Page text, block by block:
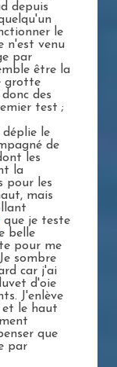
depuis
le
n'est venu
par
être la
grotte
des
test ;
déplie le
de
les
la
pour les
mais
que je teste
belle
pour me
sombre
car j'ai
d'oie
J'enlève
et le haut
que
par